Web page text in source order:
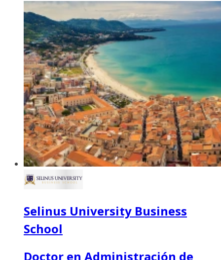
Selinus University Business
School
Doctor en Administración de